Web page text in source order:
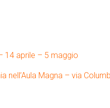
14 aprile – 5 maggio
Magna – via